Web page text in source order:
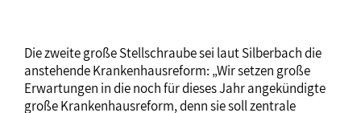
Die zweite große Stellschraube sei laut Silberbach die
anstehende Krankenhausreform: „Wir setzen große
Erwartungen in die noch für dieses Jahr angekündigte
große Krankenhausreform, denn sie soll zentrale